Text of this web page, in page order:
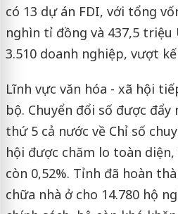
có 13 dự án FDI, với tổng
nghìn tỉ đồng và 437,5 triệu
3.510 doanh nghiệp, vượt
Lĩnh vực văn hóa - xã hội
bộ. Chuyển đổi số được
thứ 5 cả nước về Chỉ số
hội được chăm lo toàn
còn 0,52%. Tỉnh đã hoàn
chữa nhà ở cho 14.780 hộ